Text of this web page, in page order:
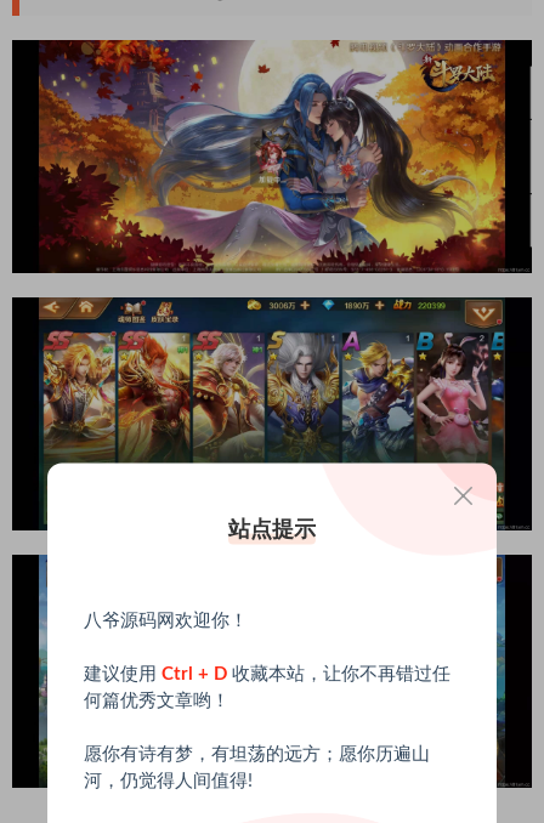
站点提示
八爷源码网欢迎你！
建议使用 Ctrl + D 收藏本站，让你不再错过任
何篇优秀文章哟！
愿你有诗有梦，有坦荡的远方；愿你历遍山
河，仍觉得人间值得!